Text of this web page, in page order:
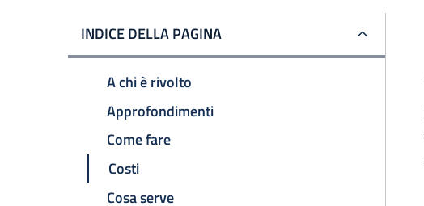
INDICE DELLA PAGINA
A chi è rivolto
Approfondimenti
Come fare
Costi
Cosa serve